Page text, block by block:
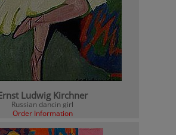
Ludwig Kirchner
Russian dancin girl
Order Information